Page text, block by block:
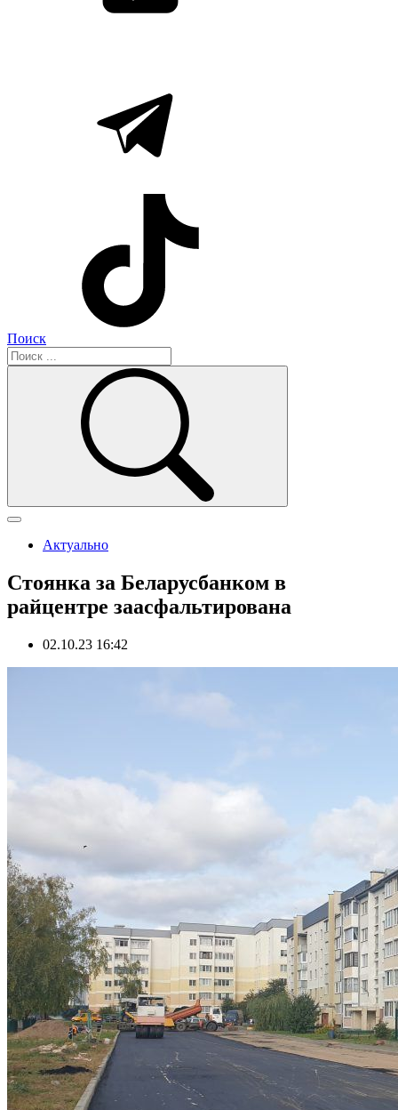
Поиск
Актуально
Стоянка за Беларусбанком в
райцентре заасфальтирована
02.10.23 16:42